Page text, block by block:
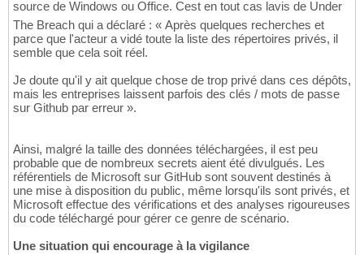
source de Windows ou Office. Cest en tout cas lavis de Under
The Breach qui a déclaré : « Après quelques recherches et
parce que l'acteur a vidé toute la liste des répertoires privés, il
semble que cela soit réel.
Je doute qu'il y ait quelque chose de trop privé dans ces dépôts,
mais les entreprises laissent parfois des clés / mots de passe
sur Github par erreur ».
Ainsi, malgré la taille des données téléchargées, il est peu
probable que de nombreux secrets aient été divulgués. Les
référentiels de Microsoft sur GitHub sont souvent destinés à
une mise à disposition du public, même lorsqu'ils sont privés, et
Microsoft effectue des vérifications et des analyses rigoureuses
du code téléchargé pour gérer ce genre de scénario.
Une situation qui encourage à la vigilance